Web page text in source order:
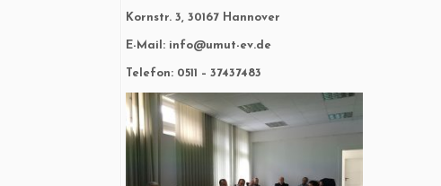
Kornstr. 3, 30167 Hannover
E-Mail: info@umut-ev.de
Telefon: 0511 – 37437483